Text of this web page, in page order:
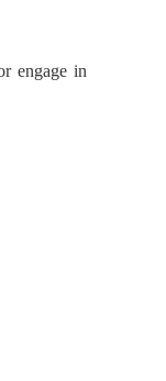
engage in